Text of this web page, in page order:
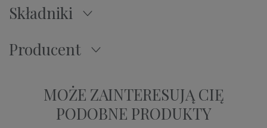
Składniki
Producent
MOŻE ZAINTERESUJĄ CIĘ
PODOBNE PRODUKTY